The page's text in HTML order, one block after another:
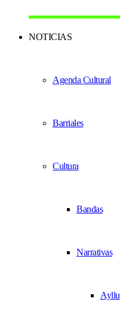
NOTICIAS
Agenda Cultural
Barriales
Cultura
Bandas
Narrativas
Ayllu